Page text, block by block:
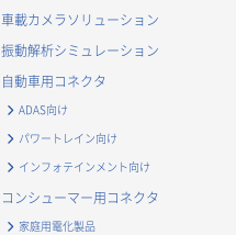
車載カメラソリューション
振動解析シミュレーション
自動車用コネクタ
ADAS向け
パワートレイン向け
インフォテインメント向け
コンシューマー用コネクタ
家庭用電化製品